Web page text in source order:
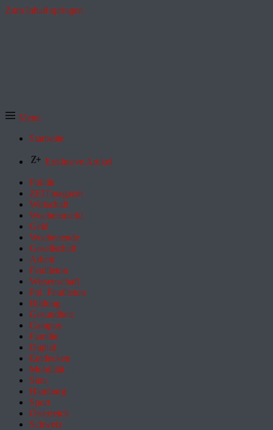
Zum Inhalt springen
Menü
Startseite
Exklusive Artikel
Politik
ZEITmagazin
Wirtschaft
Wochenmarkt
Geld
Wochenende
Gesellschaft
Arbeit
Feuilleton
Wissenschaft
Pol. Feuilleton
Bildung
Gesundheit
Campus
Familie
Digital
Entdecken
Mobilität
Sinn
Hamburg
Sport
Österreich
Schweiz